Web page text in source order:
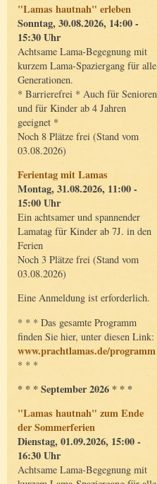
"Lamas hautnah" erleben
Sonntag, 30.08.2026, 14:00 -
15:30 Uhr
Achtsame Lama-Begegnung mit
kurzem Lama-Spaziergang für alle
Generationen.
* Barrierefrei * Auch für Senioren
und für Kinder ab 4 Jahren
geeignet *
Noch 8 Plätze frei (Stand vom
03.08.2026)
Ferientag mit Lamas
Montag, 31.08.2026, 11:00 -
15:00 Uhr
Ein achtsamer und spannender
Lamatag für Kinder ab 7J. in den
Ferien
Noch 3 Plätze frei (Stand vom
03.08.2026)
Eine Anmeldung ist erforderlich.
* * * Das gesamte Programm
finden Sie hier, unter diesen Link:
www.prachtlamas.de/programm
* * *
* * * September 2026 * * *
"Lamas hautnah" zum Ende
der Sommerferien
Dienstag, 01.09.2026, 15:00 -
16:30 Uhr
Achtsame Lama-Begegnung mit